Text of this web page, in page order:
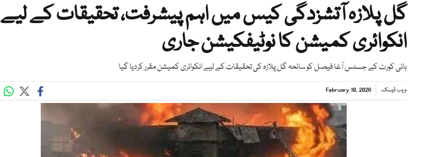
گل پلازہ آتشزدگی کیس میں اہم پیشرفت، تحقیقات کے لیے
انکوائری کمیشن کا نوٹیفکیشن جاری
ہائی کورٹ کے جسٹس آغا فیصل کو سانحہ گل پلازہ کی تحقیقات کے لیے انکوائری کمیشن مقرر کردیا گیا
ویب ڈیسک February 10, 2026